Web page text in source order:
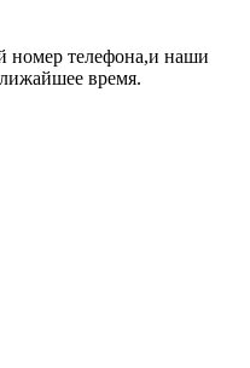
номер телефона,и наши
время.